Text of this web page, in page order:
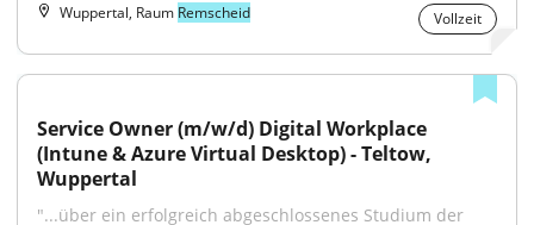
Wuppertal, Raum Remscheid Vollzeit
Service Owner (m/w/d) Digital Workplace
(Intune & Azure Virtual Desktop) - Teltow,
Wuppertal